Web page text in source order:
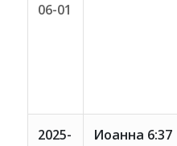
06-01
2025-
Иоанна 6:37